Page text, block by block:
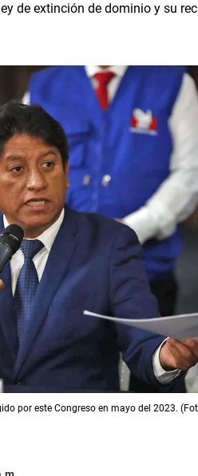
de extinción de dominio y su
por este Congreso en mayo del 2023.